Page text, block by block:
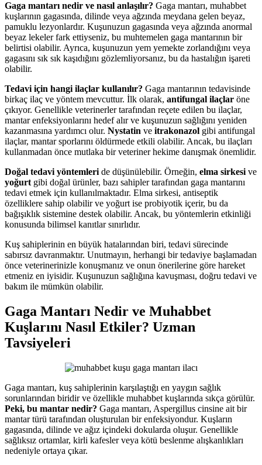
Gaga mantarı nedir ve nasıl anlaşılır? Gaga mantarı, muhabbet
kuşlarının gagasında, dilinde veya ağzında meydana gelen beyaz,
pamuklu lezyonlardır. Kuşunuzun gagasında veya ağzında anormal
beyaz lekeler fark ettiyseniz, bu muhtemelen gaga mantarının bir
belirtisi olabilir. Ayrıca, kuşunuzun yem yemekte zorlandığını veya
gagasını sık sık kaşıdığını gözlemliyorsanız, bu da hastalığın işareti
olabilir.
Tedavi için hangi ilaçlar kullanılır? Gaga mantarının tedavisinde
birkaç ilaç ve yöntem mevcuttur. İlk olarak, antifungal ilaçlar öne
çıkıyor. Genellikle veterinerler tarafından reçete edilen bu ilaçlar,
mantar enfeksiyonlarını hedef alır ve kuşunuzun sağlığını yeniden
kazanmasına yardımcı olur. Nystatin ve itrakonazol gibi antifungal
ilaçlar, mantar sporlarını öldürmede etkili olabilir. Ancak, bu ilaçları
kullanmadan önce mutlaka bir veteriner hekime danışmak önemlidir.
Doğal tedavi yöntemleri de düşünülebilir. Örneğin, elma sirkesi ve
yoğurt gibi doğal ürünler, bazı sahipler tarafından gaga mantarını
tedavi etmek için kullanılmaktadır. Elma sirkesi, antiseptik
özelliklere sahip olabilir ve yoğurt ise probiyotik içerir, bu da
bağışıklık sistemine destek olabilir. Ancak, bu yöntemlerin etkinliği
konusunda bilimsel kanıtlar sınırlıdır.
Kuş sahiplerinin en büyük hatalarından biri, tedavi sürecinde
sabırsız davranmaktır. Unutmayın, herhangi bir tedaviye başlamadan
önce veterinerinizle konuşmanız ve onun önerilerine göre hareket
etmeniz en iyisidir. Kuşunuzun sağlığına kavuşması, doğru tedavi ve
bakım ile mümkün olabilir.
Gaga Mantarı Nedir ve Muhabbet
Kuşlarını Nasıl Etkiler? Uzman
Tavsiyeleri
Gaga mantarı, kuş sahiplerinin karşılaştığı en yaygın sağlık
sorunlarından biridir ve özellikle muhabbet kuşlarında sıkça görülür.
Peki, bu mantar nedir? Gaga mantarı, Aspergillus cinsine ait bir
mantar türü tarafından oluşturulan bir enfeksiyondur. Kuşların
gagasında, dilinde ve ağız içindeki dokularda oluşur. Genellikle
sağlıksız ortamlar, kirli kafesler veya kötü beslenme alışkanlıkları
nedeniyle ortaya çıkar.